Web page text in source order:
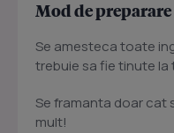
Mod de preparare
Se amesteca toate
trebuie sa fie tinute
Se framanta doar cat
mult!